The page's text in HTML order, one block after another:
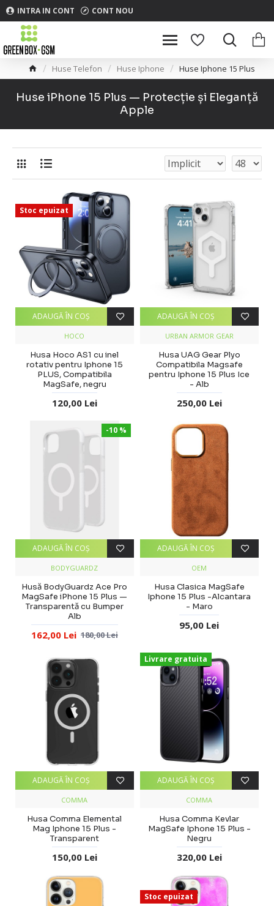
INTRA IN CONT CONT NOU
Huse Telefon Huse Iphone Huse Iphone 15 Plus
Huse iPhone 15 Plus — Protecție și Eleganță
Apple
Stoc epuizat
HOCO
Husa Hoco AS1 cu inel
rotativ pentru Iphone 15
PLUS, Compatibila
MagSafe, negru
120,00 Lei
ADAUGĂ ÎN COŞ
URBAN ARMOR GEAR
Husa UAG Gear Plyo
Compatibila Magsafe
pentru Iphone 15 Plus Ice
- Alb
250,00 Lei
ADAUGĂ ÎN COŞ
-10 %
BODYGUARDZ
Husă BodyGuardz Ace Pro
MagSafe iPhone 15 Plus —
Transparentă cu Bumper
Alb
162,00 Lei 180,00 Lei
ADAUGĂ ÎN COŞ
OEM
Husa Clasica MagSafe
Iphone 15 Plus -Alcantara
- Maro
95,00 Lei
ADAUGĂ ÎN COŞ
COMMA
Husa Comma Elemental
Mag Iphone 15 Plus -
Transparent
150,00 Lei
ADAUGĂ ÎN COŞ
Livrare gratuita
COMMA
Husa Comma Kevlar
MagSafe Iphone 15 Plus -
Negru
320,00 Lei
ADAUGĂ ÎN COŞ
Stoc epuizat